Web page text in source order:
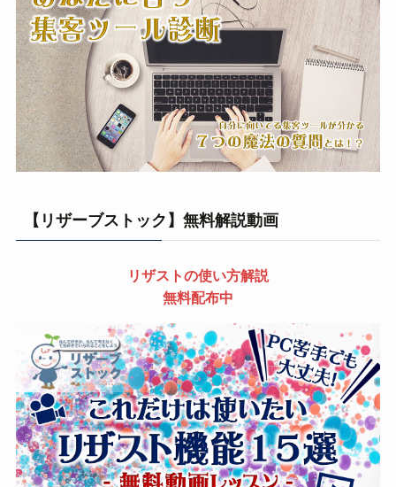
【リザーブストック】無料解説動画
リザストの使い方解説
無料配布中